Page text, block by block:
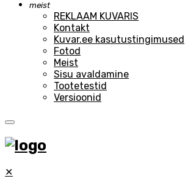
meist
REKLAAM KUVARIS
Kontakt
Kuvar.ee kasutustingimused
Fotod
Meist
Sisu avaldamine
Tootetestid
Versioonid
✕